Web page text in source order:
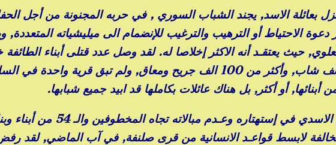
بعائلة الاسد, يجند الشباب السوري , في حربه المجنونة من أجل
الاحتياط أو الترهيب والترغيب للإنضمام الى ميليشياته المتعددة,
حيث يعتقـد أنه الاكثر إخلاصا له. لقد وصل عدد قتلى أبناء
الكرسي , الى اكثر من 60 ألف شاب, وأكثر من 100 الف جريح ومعاق, ولم تبق قرية واحدة
أبنائها, أو أكثر, بل هناك عائلات بكاملها قد ابيد جميع شبابها.
ومن جهة اخرى يمعن النظام الاسدي في إستهتاره وعـدم
لابسط قواعـد الانسانية من قرى صلنفة, في آب الماضي, لقد